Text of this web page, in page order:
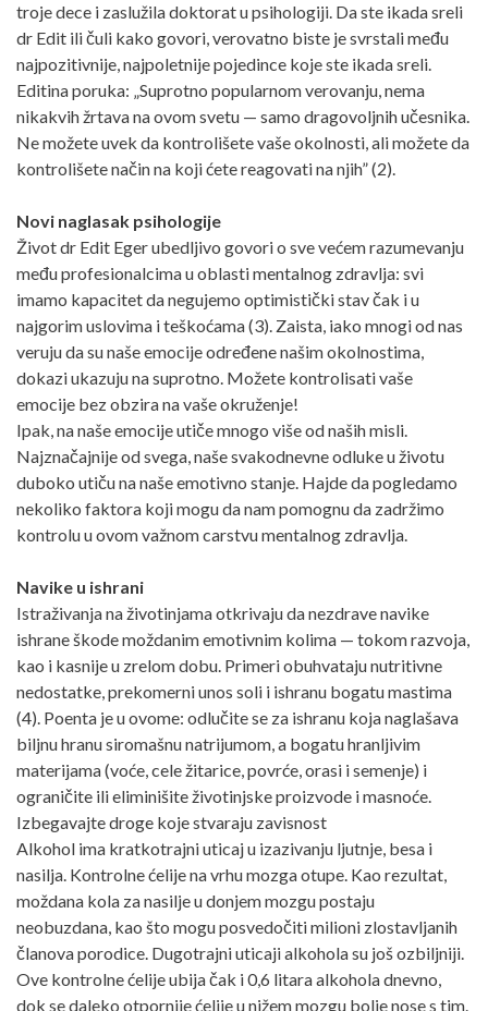
troje dece i zaslužila doktorat u psihologiji. Da ste ikada sreli
dr Edit ili čuli kako govori, verovatno biste je svrstali među
najpozitivnije, najpoletnije pojedince koje ste ikada sreli.
Editina poruka: „Suprotno popularnom verovanju, nema
nikakvih žrtava na ovom svetu — samo dragovoljnih učesnika.
Ne možete uvek da kontrolišete vaše okolnosti, ali možete da
kontrolišete način na koji ćete reagovati na njih” (2).
Novi naglasak psihologije
Život dr Edit Eger ubedljivo govori o sve većem razumevanju
među profesionalcima u oblasti mentalnog zdravlja: svi
imamo kapacitet da negujemo optimistički stav čak i u
najgorim uslovima i teškoćama (3). Zaista, iako mnogi od nas
veruju da su naše emocije određene našim okolnostima,
dokazi ukazuju na suprotno. Možete kontrolisati vaše
emocije bez obzira na vaše okruženje!
Ipak, na naše emocije utiče mnogo više od naših misli.
Najznačajnije od svega, naše svakodnevne odluke u životu
duboko utiču na naše emotivno stanje. Hajde da pogledamo
nekoliko faktora koji mogu da nam pomognu da zadržimo
kontrolu u ovom važnom carstvu mentalnog zdravlja.
Navike u ishrani
Istraživanja na životinjama otkrivaju da nezdrave navike
ishrane škode moždanim emotivnim kolima — tokom razvoja,
kao i kasnije u zrelom dobu. Primeri obuhvataju nutritivne
nedostatke, prekomerni unos soli i ishranu bogatu mastima
(4). Poenta je u ovome: odlučite se za ishranu koja naglašava
biljnu hranu siromašnu natrijumom, a bogatu hranljivim
materijama (voće, cele žitarice, povrće, orasi i semenje) i
ograničite ili eliminišite životinjske proizvode i masnoće.
Izbegavajte droge koje stvaraju zavisnost
Alkohol ima kratkotrajni uticaj u izazivanju ljutnje, besa i
nasilja. Kontrolne ćelije na vrhu mozga otupe. Kao rezultat,
moždana kola za nasilje u donjem mozgu postaju
neobuzdana, kao što mogu posvedočiti milioni zlostavljanih
članova porodice. Dugotrajni uticaji alkohola su još ozbiljniji.
Ove kontrolne ćelije ubija čak i 0,6 litara alkohola dnevno,
dok se daleko otpornije ćelije u nižem mozgu bolje nose s tim.